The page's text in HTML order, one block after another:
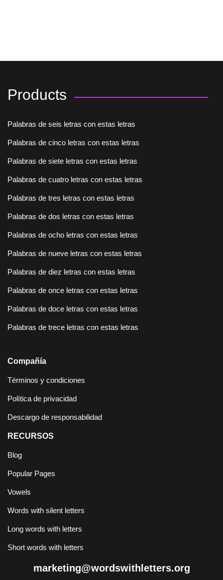
Products
Palabras de seis letras con estas letras
Palabras de cinco letras con estas letras
Palabras de siete letras con estas letras
Palabras de cuatro letras con estas letras
Palabras de tres letras con estas letras
Palabras de dos letras con estas letras
Palabras de ocho letras con estas letras
Palabras de nueve letras con estas letras
Palabras de diez letras con estas letras
Palabras de once letras con estas letras
Palabras de doce letras con estas letras
Palabras de trece letras con estas letras
Compañía
Términos y condiciones
Política de privacidad
Descargo de responsabilidad
RECURSOS
Blog
Popular Pages
Vowels
Words with silent letters
Long words with letters
Short words with letters
marketing@wordswithletters.org